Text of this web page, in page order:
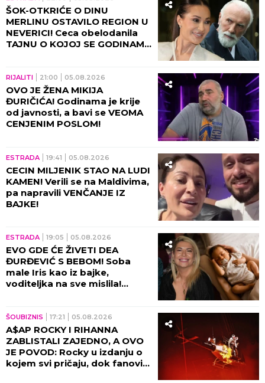
ŠOK-OTKRIĆE O DINU
MERLINU OSTAVILO REGION U
NEVERICI! Ceca obelodanila
TAJNU O KOJOJ SE GODINAMA
RIJALITI 21:00 05.08.2026
OVO JE ŽENA MIKIJA
ĐURIČIĆA! Godinama je krije
od javnosti, a bavi se VEOMA
CENJENIM POSLOM!
ESTRADA 19:41 05.08.2026
CECIN MILJENIK STAO NA LUDI
KAMEN! Verili se na Maldivima,
pa napravili VENČANJE IZ
BAJKE!
ESTRADA 19:05 05.08.2026
EVO GDE ĆE ŽIVETI DEA
ĐURĐEVIĆ S BEBOM! Soba
male Iris kao iz bajke,
voditeljka na sve mislila!
ŠOUBIZNIS 17:21 05.08.2026
A$AP ROCKY I RIHANNA
ZABLISTALI ZAJEDNO, A OVO
JE POVOD: Rocky u izdanju o
kojem svi pričaju, dok fanovi